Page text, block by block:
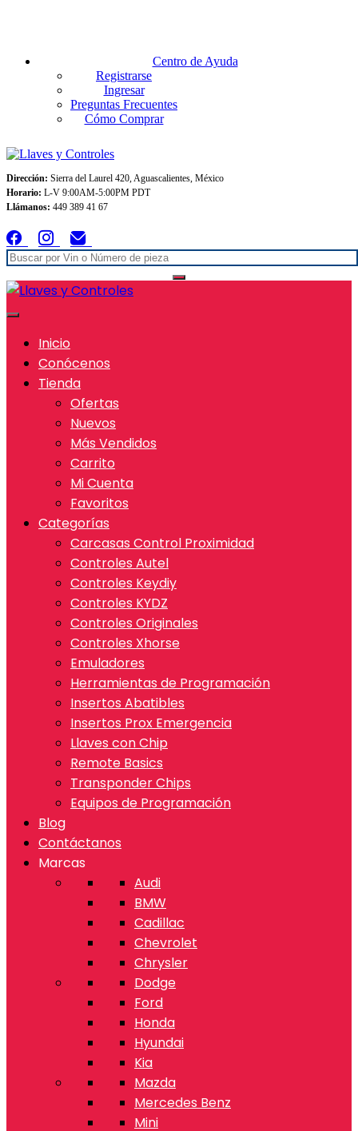
Centro de Ayuda
Registrarse
Ingresar
Preguntas Frecuentes
Cómo Comprar
Dirección: Sierra del Laurel 420, Aguascalientes, México
Horario: L-V 9:00AM-5:00PM PDT
Llámanos: 449 389 41 67
Inicio
Conócenos
Tienda
Ofertas
Nuevos
Más Vendidos
Carrito
Mi Cuenta
Favoritos
Categorías
Carcasas Control Proximidad
Controles Autel
Controles Keydiy
Controles KYDZ
Controles Originales
Controles Xhorse
Emuladores
Herramientas de Programación
Insertos Abatibles
Insertos Prox Emergencia
Llaves con Chip
Remote Basics
Transponder Chips
Equipos de Programación
Blog
Contáctanos
Marcas
Audi
BMW
Cadillac
Chevrolet
Chrysler
Dodge
Ford
Honda
Hyundai
Kia
Mazda
Mercedes Benz
Mini